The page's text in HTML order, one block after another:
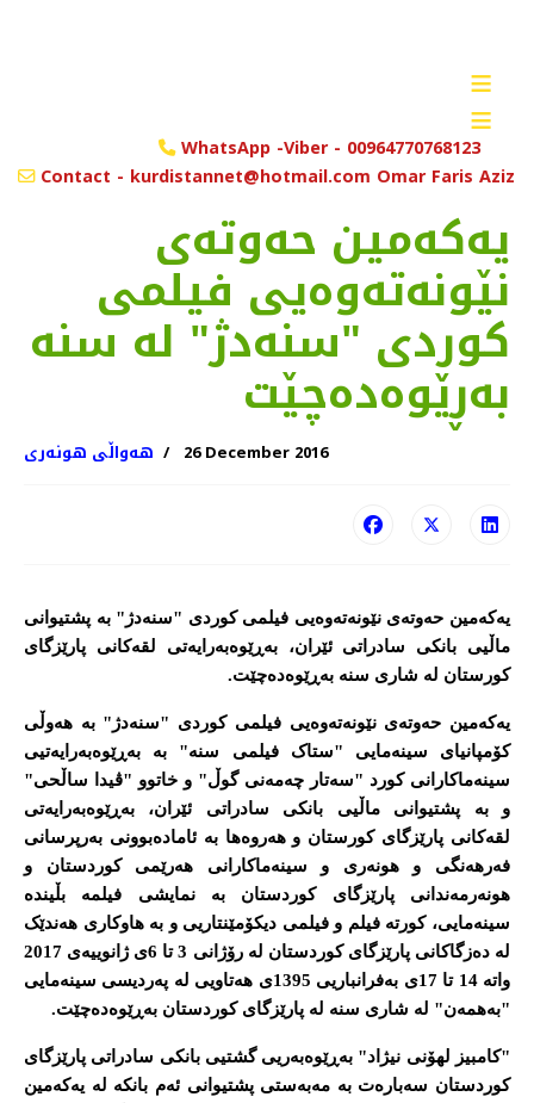
≡
≡
WhatsApp -Viber - 00964770768123
Contact - kurdistannet@hotmail.com Omar Faris Aziz
یەکەمین حەوتەی
نێونەتەوەیی فیلمی
کوردی "سنەدژ" لە سنە
بەڕێوەدەچێت
هەواڵی هونەری 26 December 2016
یەکەمین حەوتەی نێونەتەوەیی فیلمی کوردی "سنەدژ" بە پشتیوانی
ماڵیی بانکی سادراتی ئێران، بەڕێوەبەرایەتی لقەکانی پارێزگای
کورستان لە شاری سنە بەڕێوەدەچێت.
یەکەمین حەوتەی نێونەتەوەیی فیلمی کوردی "سنەدژ" بە هەوڵی
کۆمپانیای سینەمایی "ستاک فیلمی سنە" بە بەڕێوەبەرایەتیی
سینەماکارانی کورد "سەتار چەمەنی گوڵ" و خاتوو "ڤیدا ساڵحی"
و بە پشتیوانی ماڵیی بانکی سادراتی ئێران، بەڕێوەبەرایەتی
لقەکانی پارێزگای کورستان و هەروەها بە ئامادەبوونی بەرپرسانی
فەرهەنگی و هونەری و سینەماکارانی هەرێمی کوردستان و
هونەرمەندانی پارێزگای کوردستان بە نمایشی فیلمە بڵیندە
سینەمایی، کورتە فیلم و فیلمی دیکۆمێنتاریی و بە هاوکاری هەندێک
لە دەزگاکانی پارێزگای کوردستان لە رۆژانی 3 تا 6ی ژانوییەی 2017
واتە 14 تا 17ی بەفرانباریی 1395ی هەتاویی لە پەردیسی سینەمایی
"بەهمەن" لە شاری سنە لە پارێزگای کوردستان بەڕێوەدەچێت.
"کامبیز لهۆنی نیژاد" بەڕێوەبەریی گشتیی بانکی سادراتی پارێزگای
کوردستان سەبارەت بە مەبەستی پشتیوانی ئەم بانکە لە یەکەمین